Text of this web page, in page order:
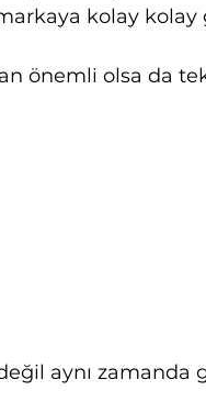
kolay
önemli olsa da
aynı zamanda